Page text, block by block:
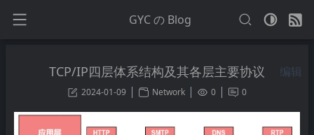
GYC の Blog
TCP/IP四层体系结构及其各层主要协议 编辑
2024-01-09 Network 0 0